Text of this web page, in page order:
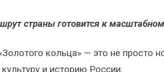
страны готовится к
кольца» — это не просто
и историю России.